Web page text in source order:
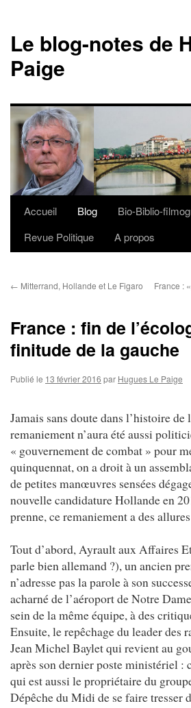
Le blog-notes de
Paige
Aller
Accueil Blog
Bio-Biblio-
Revue Politique
A propos
← Mitterrand, Hollande et Le Figaro
France :
France : fin de
finitude de la gauche
Publié le 13 février 2016 par Hugues Le Paige
Jamais sans doute dans l’histoire
remaniement n’aura été aussi
« gouvernement de combat » pour
quinquennat, on a droit à un
de petites manœuvres sensées
nouvelle candidature Hollande en
prenne, ce remaniement a des
Tout d’abord, Ayrault aux Affaires
parle bien allemand ?), un ancien
n’adresse pas la parole à son
acharné de l’aéroport de Notre
sein de la même équipe, à des
Ensuite, le repêchage du leader des
Jean Michel Baylet qui revient au
après son dernier poste ministériel :
qui est aussi le propriétaire du
Dépêche du Midi de se faire tresser